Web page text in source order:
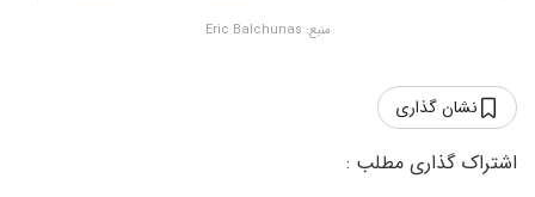
منبع: Eric Balchunas
نشان گذاری